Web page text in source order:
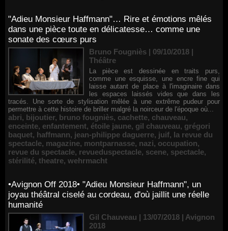
"Adieu Monsieur Haffmann"… Rire et émotions mêlés
dans une pièce toute en délicatesse… comme une
sonate des cœurs purs
Bruno Fougniès | 09/10/2018 |
Théâtre
La pièce est dessinée en traits purs,
comme une esquisse, une encre fine qui
laisse autant de place à l'imaginaire dans
les espaces laissés vides que dans les
tracés. Une sorte de stylisation mêlée à une extrême pudeur pour
permettre à cette histoire de briller malgré la noirceur de l'époque où...
abri, bijoutier, bruno fougniès, cachette, chauveau,
enceinte, enfantement, étoile jaune, gil chauveau, grégori
baquet, haffmann, jean-philippe daguerre, juif, la revue du
spectacle, magazine, montparnasse, nazi, occupation,
revue du spectacle, revueduspectacle, scene, spectacle,
stérilité, theatre, wehrmacht
•Avignon Off 2018• "Adieu Monsieur Haffmann", un
joyau théâtral ciselé au cordeau, d'où jaillit une réelle
humanité
Gil Chauveau | 13/07/2018 | Avignon
2018